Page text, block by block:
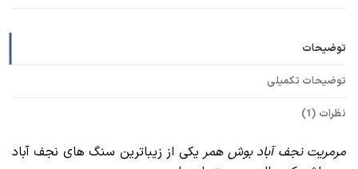
توضیحات
توضیحات تکمیلی
نظرات (1)
مرمریت نجف آباد بوش همر یکی از زیباترین سنگ های نجف آباد